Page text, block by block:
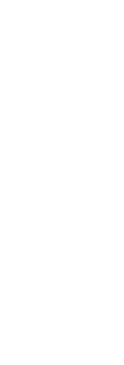
di KangPro